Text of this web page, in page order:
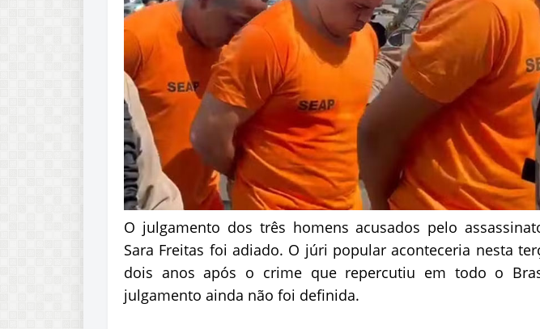
O julgamento dos três homens acusados pelo
Sara Freitas foi adiado. O júri popular aconteceria nesta
dois anos após o crime que repercutiu em todo o
julgamento ainda não foi definida.